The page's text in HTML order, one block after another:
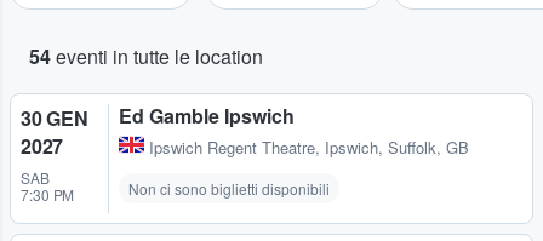
54eventi in tutte le location
30 GEN
2027
SAB
7:30 PM
Ed Gamble Ipswich
Ipswich Regent Theatre, Ipswich, Suffolk, GB
Non ci sono biglietti disponibili